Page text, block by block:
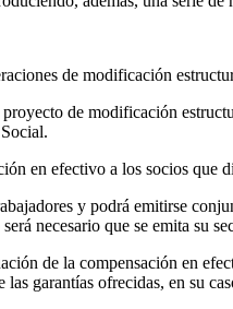
de modificación
de modificación
en efectivo a los socios que
y podrá emitirse
necesario que se emita su
de la compensación en
garantías ofrecidas, en su